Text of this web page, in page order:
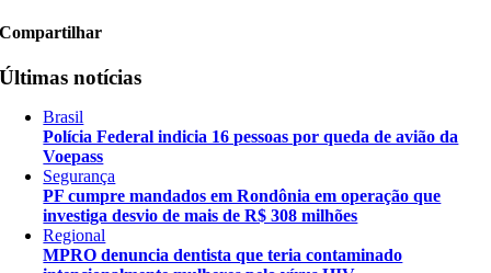
Compartilhar
Últimas notícias
Brasil
Polícia Federal indicia 16 pessoas por queda de avião da
Voepass
Segurança
PF cumpre mandados em Rondônia em operação que
investiga desvio de mais de R$ 308 milhões
Regional
MPRO denuncia dentista que teria contaminado